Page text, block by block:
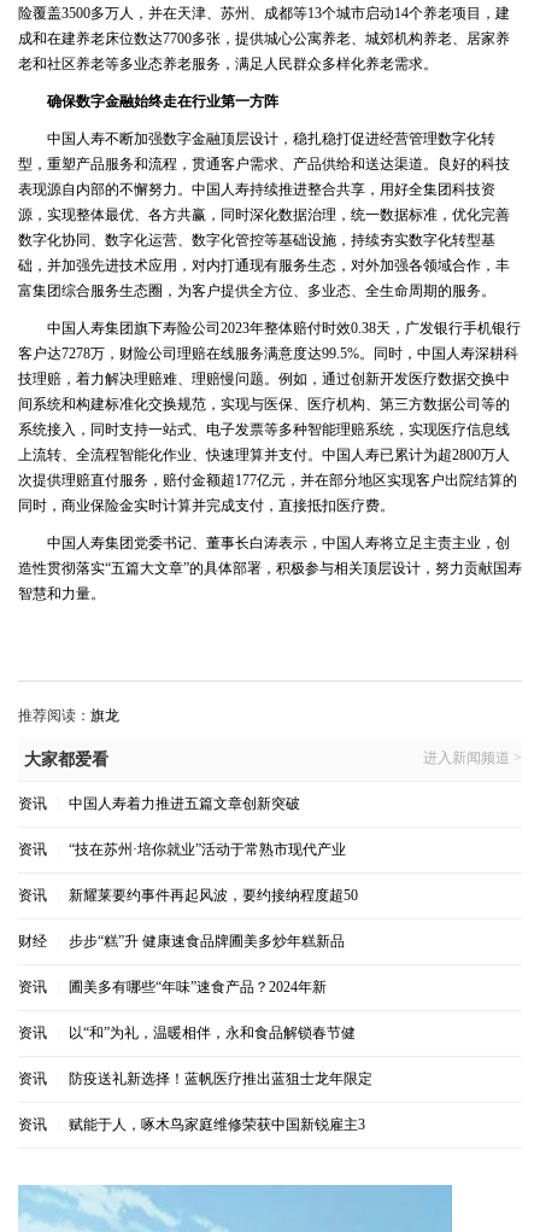
险覆盖3500多万人，并在天津、苏州、成都等13个城市启动14个养老项目，建
成和在建养老床位数达7700多张，提供城心公寓养老、城郊机构养老、居家养
老和社区养老等多业态养老服务，满足人民群众多样化养老需求。
确保数字金融始终走在行业第一方阵
中国人寿不断加强数字金融顶层设计，稳扎稳打促进经营管理数字化转
型，重塑产品服务和流程，贯通客户需求、产品供给和送达渠道。良好的科技
表现源自内部的不懈努力。中国人寿持续推进整合共享，用好全集团科技资
源，实现整体最优、各方共赢，同时深化数据治理，统一数据标准，优化完善
数字化协同、数字化运营、数字化管控等基础设施，持续夯实数字化转型基
础，并加强先进技术应用，对内打通现有服务生态，对外加强各领域合作，丰
富集团综合服务生态圈，为客户提供全方位、多业态、全生命周期的服务。
中国人寿集团旗下寿险公司2023年整体赔付时效0.38天，广发银行手机银行
客户达7278万，财险公司理赔在线服务满意度达99.5%。同时，中国人寿深耕科
技理赔，着力解决理赔难、理赔慢问题。例如，通过创新开发医疗数据交换中
间系统和构建标准化交换规范，实现与医保、医疗机构、第三方数据公司等的
系统接入，同时支持一站式、电子发票等多种智能理赔系统，实现医疗信息线
上流转、全流程智能化作业、快速理算并支付。中国人寿已累计为超2800万人
次提供理赔直付服务，赔付金额超177亿元，并在部分地区实现客户出院结算的
同时，商业保险金实时计算并完成支付，直接抵扣医疗费。
中国人寿集团党委书记、董事长白涛表示，中国人寿将立足主责主业，创
造性贯彻落实“五篇大文章”的具体部署，积极参与相关顶层设计，努力贡献国寿
智慧和力量。
推荐阅读： 旗龙
大家都爱看 进入新闻频道 >
资讯 中国人寿着力推进五篇文章创新突破
资讯 “技在苏州·培你就业”活动于常熟市现代产业
资讯 新耀莱要约事件再起风波，要约接纳程度超50
财经 步步“糕”升 健康速食品牌圃美多炒年糕新品
资讯 圃美多有哪些“年味”速食产品？2024年新
资讯 以“和”为礼，温暖相伴，永和食品解锁春节健
资讯 防疫送礼新选择！蓝帆医疗推出蓝狙士龙年限定
资讯 赋能于人，啄木鸟家庭维修荣获中国新锐雇主3